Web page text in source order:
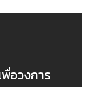
พื่อวงการ